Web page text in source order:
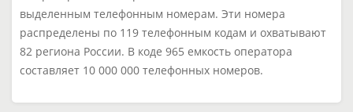
выделенным телефонным номерам. Эти номера
распределены по 119 телефонным кодам и охватывают
82 региона России. В коде 965 емкость оператора
составляет 10 000 000 телефонных номеров.